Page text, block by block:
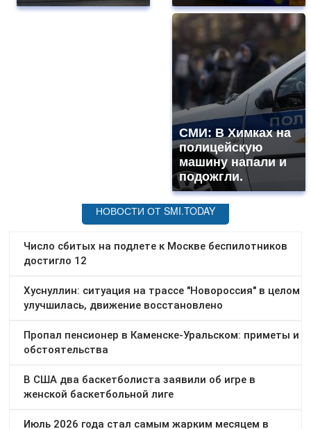
СМИ: В Химках на
полицейскую
машину напали и
подожгли.